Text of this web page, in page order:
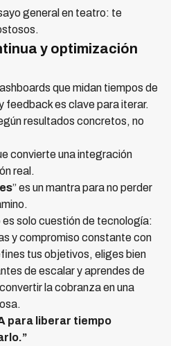
general en teatro: te
y optimización
que midan tiempos de
feedback es clave para iterar.
resultados concretos, no
convierte una integración
real.
” es un mantra para no perder
solo cuestión de tecnología:
y compromiso constante con
tus objetivos, eliges bien
de escalar y aprendes de
la cobranza en una
para liberar tiempo